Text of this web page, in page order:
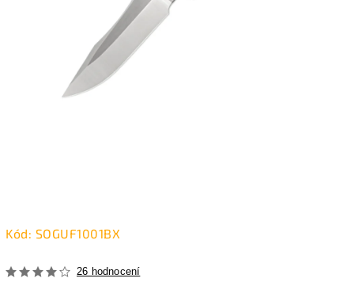
Kód: SOGUF1001BX
26 hodnocení